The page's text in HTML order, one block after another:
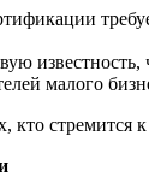
известность,
малого